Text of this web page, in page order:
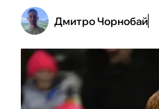
Дмитро Чорнобай